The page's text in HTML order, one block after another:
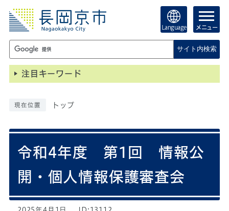
Language メニュー
サイト内検索
注目キーワード
現在位置 トップ
令和4年度 第1回 情報公
開・個人情報保護審査会